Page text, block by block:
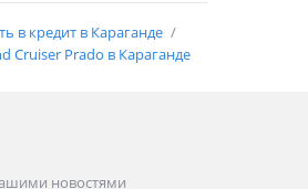
в кредит в Караганде
Cruiser Prado в Караганде
новостями